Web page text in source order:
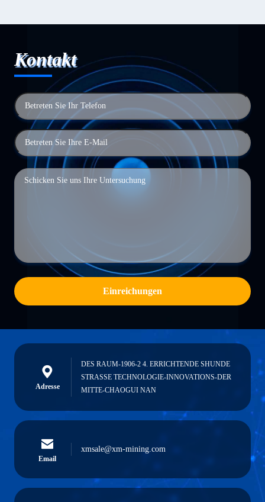
Kontakt
Einreichungen
Adresse
DES RAUM-1906-2 4. ERRICHTENDE SHUNDE
STRASSE TECHNOLOGIE-INNOVATIONS-DER
MITTE-CHAOGUI NAN
Email
xmsale@xm-mining.com